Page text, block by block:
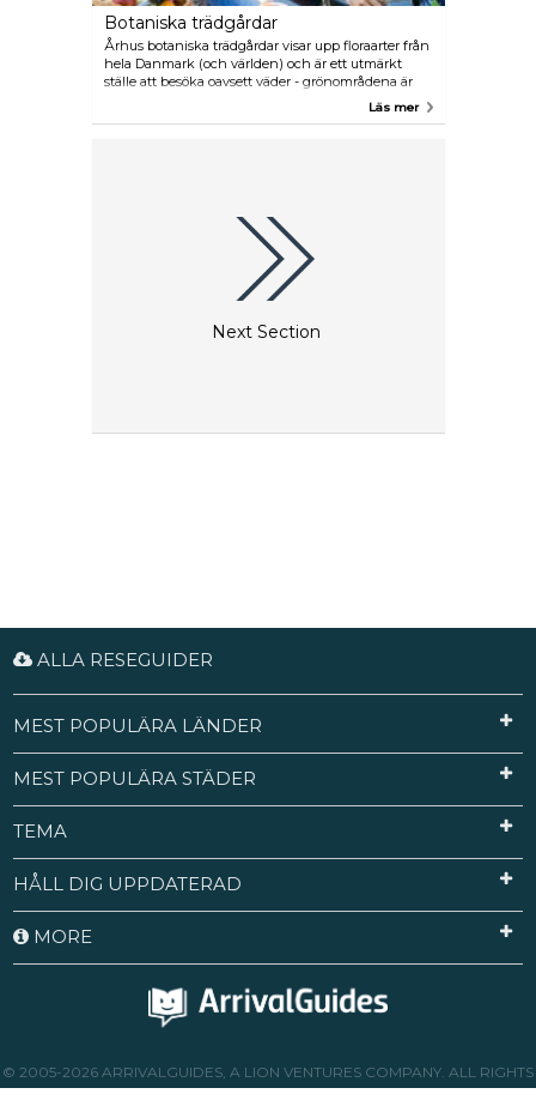
Botaniska trädgårdar
Århus botaniska trädgårdar visar upp floraarter från
hela Danmark (och världen) och är ett utmärkt
ställe att besöka oavsett väder - grönområdena är
bra för en picknick eller en grill under sommaren,
Läs mer
Next Section
ALLA RESEGUIDER
MEST POPULÄRA LÄNDER
MEST POPULÄRA STÄDER
TEMA
HÅLL DIG UPPDATERAD
MORE
© 2005-2026 ARRIVALGUIDES, A LION VENTURES COMPANY. ALL RIGHTS
RESERVED.